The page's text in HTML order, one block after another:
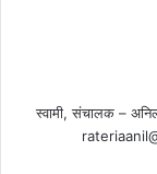
स्वामी, संचालक –